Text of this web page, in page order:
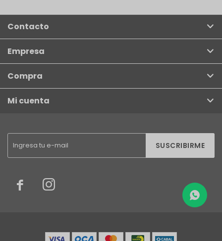
SUSCRIBIRME
 
Contacto
Empresa
Compra
Mi cuenta